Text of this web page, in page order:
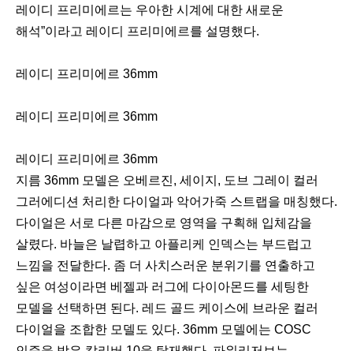
레이디 프리미에르는 우아한 시계에 대한 새로운
해석”이라고 레이디 프리미에르를 설명했다.
레이디 프리미에르 36mm
레이디 프리미에르 36mm
레이디 프리미에르 36mm
지름 36mm 모델은 오베르진, 세이지, 도브 그레이 컬러
그러에디션 처리한 다이얼과 악어가죽 스트랩을 매칭했다.
다이얼은 서로 다른 마감으로 영역을 구획해 입체감을
살렸다. 바늘은 날렵하고 아플리케 인덱스는 부드럽고
느낌을 전달한다. 좀 더 사치스러운 분위기를 연출하고
싶은 여성이라면 베젤과 러그에 다이아몬드를 세팅한
모델을 선택하면 된다. 레드 골드 케이스에 브라운 컬러
다이얼을 조합한 모델도 있다. 36mm 모델에는 COSC